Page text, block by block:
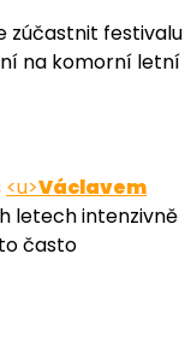
zúčastnit festivalu
na komorní letní
<u>Václavem
letech intenzivně
často